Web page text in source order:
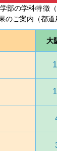
部の学科特徴
のご案内（都道
大